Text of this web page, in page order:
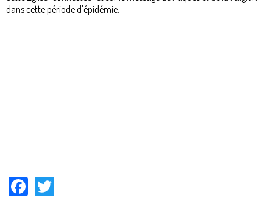
dans cette période d'épidémie.
Facebook